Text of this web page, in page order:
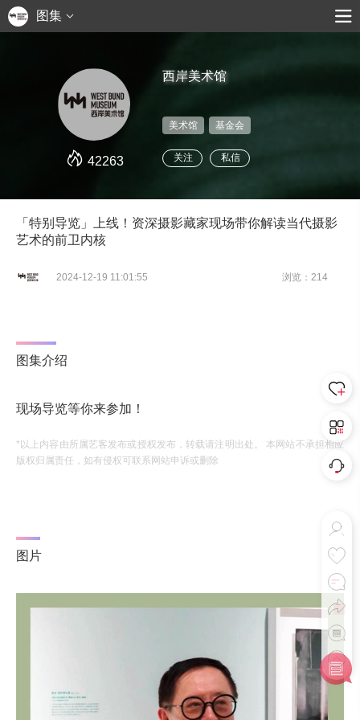
图集
42263
西岸美术馆
美术馆 基金会
关注 私信
「特别导览」上线！资深摄影藏家现场带你解读当代摄影
艺术的前卫内核
2024-12-19 11:01:55 浏览：214
图集介绍
现场导览等你来参加！
*以上内容由所属艺客发布或授权发布，转载请注明出处。 本网站不承担相应
版权归属责任，如有侵权可联系网站申诉或删除
图片